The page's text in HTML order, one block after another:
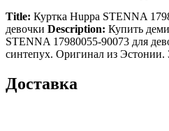
Title: Куртка Huppa STENNA
девочки Description: Купить
STENNA 17980055-90073 для
синтепух. Оригинал из Эстонии.
Доставка